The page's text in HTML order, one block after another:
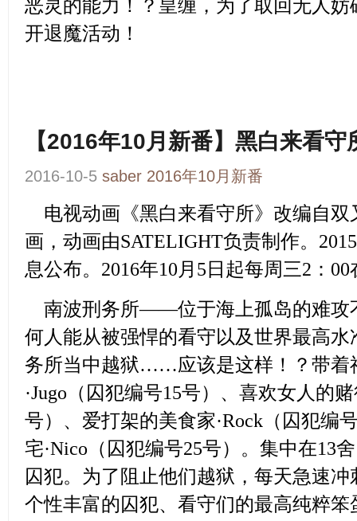
恶灵的能力！？皇缠，为了取回无人
开退魔活动！
【2016年10月新番】黑白来看守
2016-10-5 saber 2016年10月新番
电视动画 《黑白来看守所》 改编自双
画，动画由SATELIGHT负责制作。
息公布。2016年10月5日起每周三2：
南波刑务所——位于海上孤岛的难攻
何人能从被强悍的看守以及世界最高
务所当中越狱……应该是这样！？带着
·Jugo（囚犯编号15号）、喜欢女人的
号）、爱打架的美食家·Rock（囚犯编
宅·Nico（囚犯编号25号）。集中在13
囚犯。为了阻止他们越狱，每天急速
个性丰富的囚犯、看守们的最高纯粹